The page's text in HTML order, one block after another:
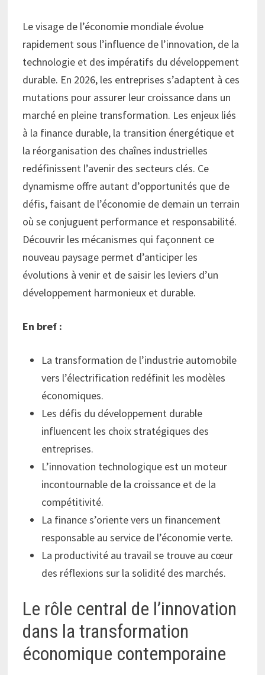
Le visage de l’économie mondiale évolue
rapidement sous l’influence de l’innovation, de la
technologie et des impératifs du développement
durable. En 2026, les entreprises s’adaptent à ces
mutations pour assurer leur croissance dans un
marché en pleine transformation. Les enjeux liés
à la finance durable, la transition énergétique et
la réorganisation des chaînes industrielles
redéfinissent l’avenir des secteurs clés. Ce
dynamisme offre autant d’opportunités que de
défis, faisant de l’économie de demain un terrain
où se conjuguent performance et responsabilité.
Découvrir les mécanismes qui façonnent ce
nouveau paysage permet d’anticiper les
évolutions à venir et de saisir les leviers d’un
développement harmonieux et durable.
En bref :
La transformation de l’industrie automobile
vers l’électrification redéfinit les modèles
économiques.
Les défis du développement durable
influencent les choix stratégiques des
entreprises.
L’innovation technologique est un moteur
incontournable de la croissance et de la
compétitivité.
La finance s’oriente vers un financement
responsable au service de l’économie verte.
La productivité au travail se trouve au cœur
des réflexions sur la solidité des marchés.
Le rôle central de l’innovation
dans la transformation
économique contemporaine